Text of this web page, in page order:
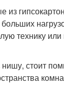
технику
стоит